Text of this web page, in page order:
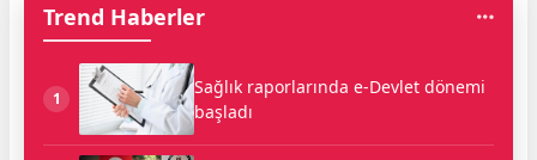
Trend Haberler
1
Sağlık raporlarında e-Devlet dönemi
başladı